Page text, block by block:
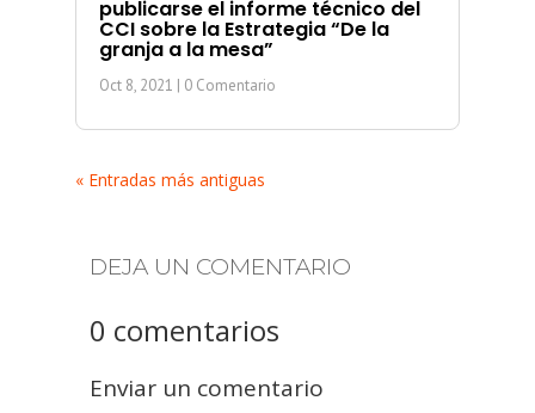
publicarse el informe técnico del
CCI sobre la Estrategia “De la
granja a la mesa”
Oct 8, 2021 | 0 Comentario
« Entradas más antiguas
DEJA UN COMENTARIO
0 comentarios
Enviar un comentario